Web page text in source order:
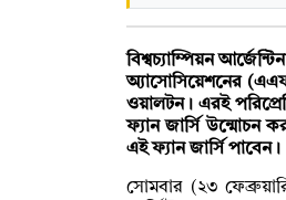
বিশ্বচ্যাম্পিয়ন
অ্যাসোসিয়েশনের
ওয়ালটন। এরই
ফ্যান জার্সি উন্মোচন
এই ফ্যান জার্সি পাবেন।
সোমবার (২৩